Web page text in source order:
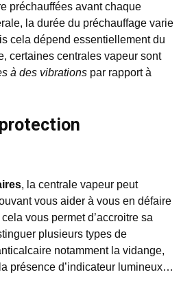
préchauffées avant chaque
la durée du préchauffage varie
cela dépend essentiellement du
certaines centrales vapeur sont
à des vibrations par rapport à
, la centrale vapeur peut
vous aider à vous en défaire
vous permet d’accroitre sa
plusieurs types de
notamment la vidange,
présence d’indicateur lumineux…